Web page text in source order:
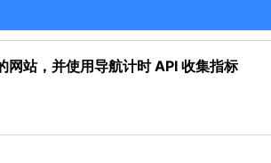
站，并使用导航计时 API 收集指标